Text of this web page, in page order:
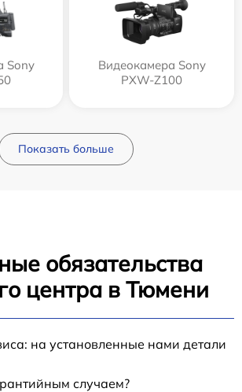
Sony
Видеокамера Sony
PXW-Z100
Показать больше
обязательства
центра в Тюмени
на установленные нами детали
случаем?